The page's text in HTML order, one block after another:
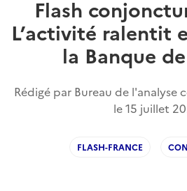
Flash
L’activité ralentit
la Banque
Rédigé par Bureau de l'analyse
le15 juillet
FLASH-FRANCE